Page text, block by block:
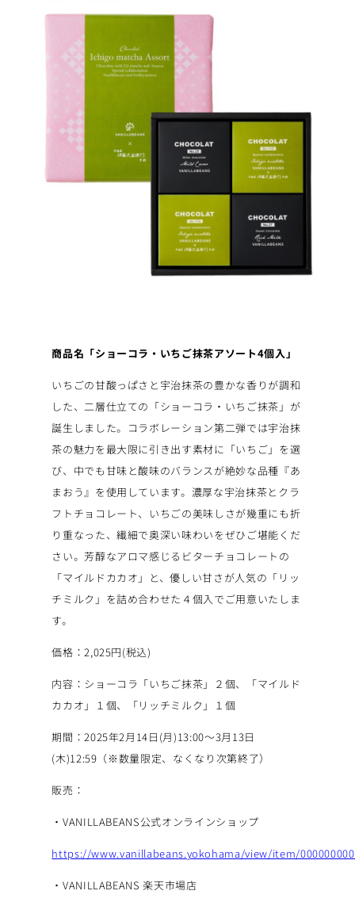
商品名「ショーコラ・いちご抹茶アソート4個入」
いちごの甘酸っぱさと宇治抹茶の豊かな香りが調和
した、二層仕立ての「ショーコラ・いちご抹茶」が
誕生しました。コラボレーション第二弾では宇治抹
茶の魅力を最大限に引き出す素材に「いちご」を選
び、中でも甘味と酸味のバランスが絶妙な品種『あ
まおう』を使用しています。濃厚な宇治抹茶とクラ
フトチョコレート、いちごの美味しさが幾重にも折
り重なった、繊細で奥深い味わいをぜひご堪能くだ
さい。芳醇なアロマ感じるビターチョコレートの
「マイルドカカオ」と、優しい甘さが人気の「リッ
チミルク」を詰め合わせた４個入でご用意いたしま
す。
価格：2,025円(税込)
内容：ショーコラ「いちご抹茶」２個、「マイルド
カカオ」１個、「リッチミルク」１個
期間：2025年2月14日(月)13:00〜3月13日
(木)12:59（※数量限定、なくなり次第終了）
販売：
・VANILLABEANS公式オンラインショップ
https://www.vanillabeans.yokohama/view/item/
・VANILLABEANS 楽天市場店